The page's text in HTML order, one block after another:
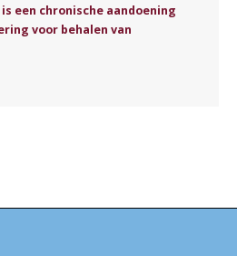
een chronische aandoening
voor behalen van